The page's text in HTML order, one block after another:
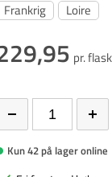
Frankrig Loire
pr.
Kun 42 på lager online